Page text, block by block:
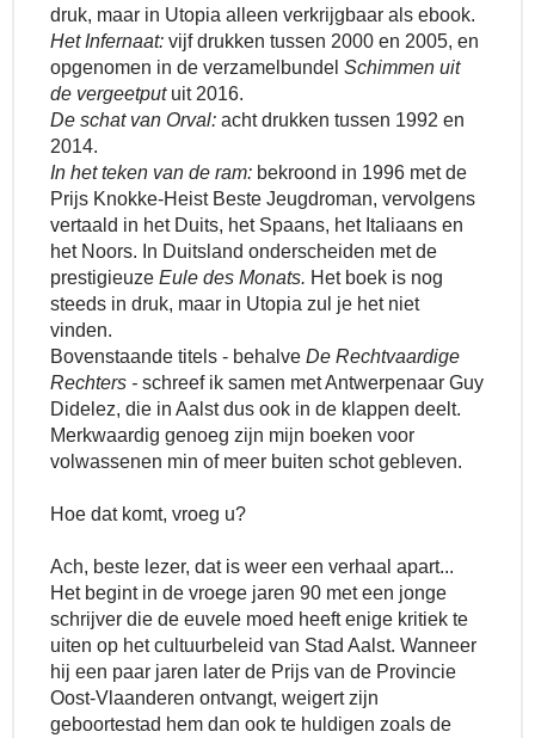
druk, maar in Utopia alleen verkrijgbaar als ebook.
Het Infernaat: vijf drukken tussen 2000 en 2005, en
opgenomen in de verzamelbundel Schimmen uit
de vergeetput uit 2016.
De schat van Orval: acht drukken tussen 1992 en
2014.
In het teken van de ram: bekroond in 1996 met de
Prijs Knokke-Heist Beste Jeugdroman, vervolgens
vertaald in het Duits, het Spaans, het Italiaans en
het Noors. In Duitsland onderscheiden met de
prestigieuze Eule des Monats. Het boek is nog
steeds in druk, maar in Utopia zul je het niet
vinden.
Bovenstaande titels - behalve De Rechtvaardige
Rechters - schreef ik samen met Antwerpenaar Guy
Didelez, die in Aalst dus ook in de klappen deelt.
Merkwaardig genoeg zijn mijn boeken voor
volwassenen min of meer buiten schot gebleven.
Hoe dat komt, vroeg u?
Ach, beste lezer, dat is weer een verhaal apart...
Het begint in de vroege jaren 90 met een jonge
schrijver die de euvele moed heeft enige kritiek te
uiten op het cultuurbeleid van Stad Aalst. Wanneer
hij een paar jaren later de Prijs van de Provincie
Oost-Vlaanderen ontvangt, weigert zijn
geboortestad hem dan ook te huldigen zoals de